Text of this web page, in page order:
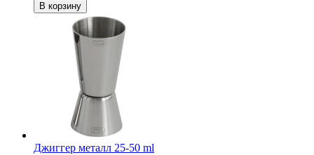
В корзину
Джиггер металл 25-50 ml